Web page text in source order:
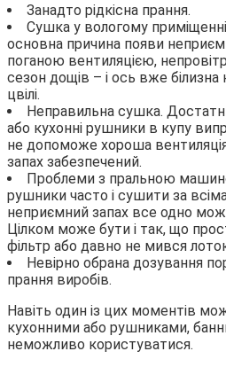
Занадто рідкісна прання.
Сушка у вологому
основна причина появи
поганою вентиляцією,
сезон дощів – і ось вже білизна
цвілі.
Неправильна сушка.
або кухонні рушники в купу
не допоможе хороша
запах забезпечений.
Проблеми з пральною
рушники часто і сушити за
неприємний запах все одно
Цілком може бути і так, що
фільтр або давно не мився
Невірно обрана дозування
прання виробів.
Навіть один із цих моментів
кухонними або рушниками,
неможливо користуватися.